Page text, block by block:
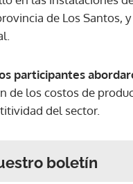
de Los Santos,
participantes
de los costos de
del sector.
boletín